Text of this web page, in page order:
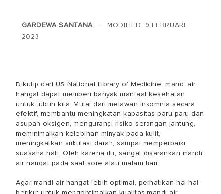
GARDEWA SANTANA |
MODIFIED: 9 FEBRUARI
2023
Dikutip dari US National Library of Medicine, mandi air
hangat dapat memberi banyak manfaat kesehatan
untuk tubuh kita. Mulai dari melawan insomnia secara
efektif, membantu meningkatan kapasitas paru-paru dan
asupan oksigen, mengurangi risiko serangan jantung,
meminimalkan kelebihan minyak pada kulit,
meningkatkan sirkulasi darah, sampai memperbaiki
suasana hati. Oleh karena itu, sangat disarankan mandi
air hangat pada saat sore atau malam hari.
Agar mandi air hangat lebih optimal, perhatikan hal-hal
berikut untuk mengoptimalkan kualitas mandi air